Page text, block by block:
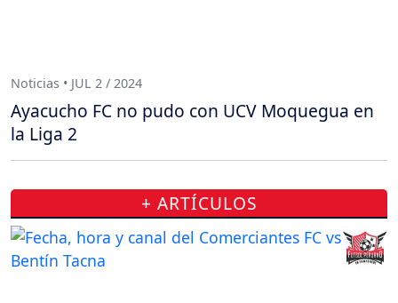
Noticias • JUL 2 / 2024
Ayacucho FC no pudo con UCV Moquegua en
la Liga 2
+ ARTÍCULOS